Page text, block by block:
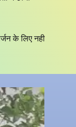
के लिए नही